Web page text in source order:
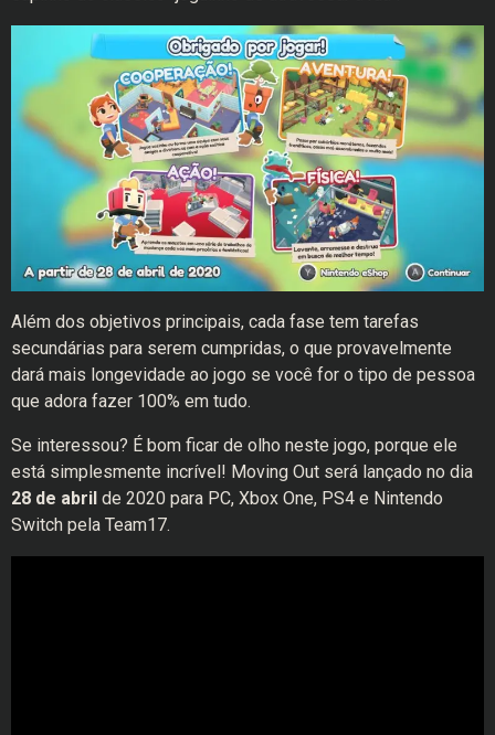
Além dos objetivos principais, cada fase tem tarefas
secundárias para serem cumpridas, o que provavelmente
dará mais longevidade ao jogo se você for o tipo de pessoa
que adora fazer 100% em tudo.
Se interessou? É bom ficar de olho neste jogo, porque ele
está simplesmente incrível! Moving Out será lançado no dia
28 de abril de 2020 para PC, Xbox One, PS4 e Nintendo
Switch pela Team17.